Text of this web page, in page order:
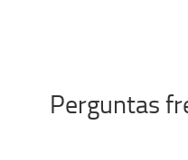
Perguntas